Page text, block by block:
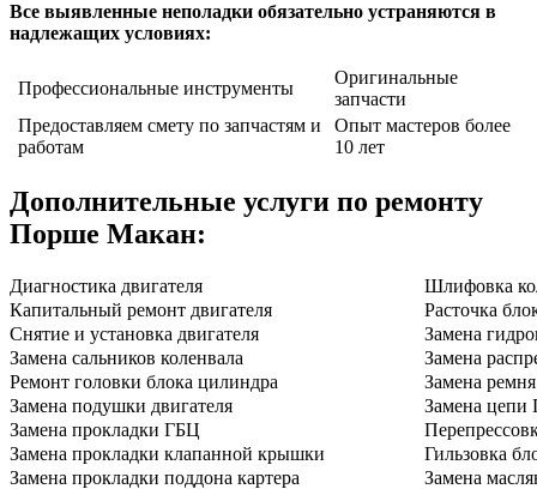
Все выявленные неполадки обязательно устраняются в
надлежащих условиях:
Профессиональные инструменты
Оригинальные
запчасти
Предоставляем смету по запчастям и
работам
Опыт мастеров более
10 лет
Дополнительные услуги по ремонту
Порше Макан:
Диагностика двигателя
Шлифовка
Капитальный ремонт двигателя
Расточка
Снятие и установка двигателя
Замена
Замена сальников коленвала
Замена
Ремонт головки блока цилиндра
Замена
Замена подушки двигателя
Замена
Замена прокладки ГБЦ
Замена прокладки клапанной крышки
Гильзовка
Замена прокладки поддона картера
Замена